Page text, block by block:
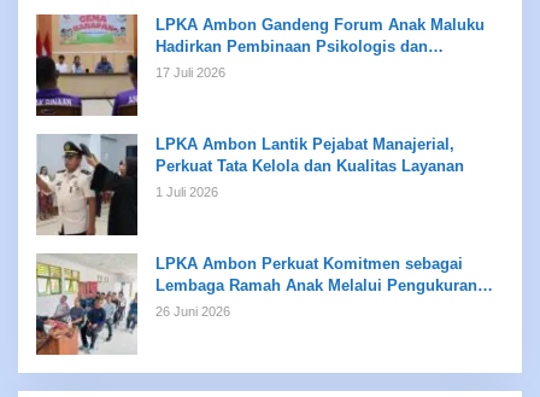
LPKA Ambon Gandeng Forum Anak Maluku
Hadirkan Pembinaan Psikologis dan
Kreativitas bagi Anak Binaan
17 Juli 2026
LPKA Ambon Lantik Pejabat Manajerial,
Perkuat Tata Kelola dan Kualitas Layanan
1 Juli 2026
LPKA Ambon Perkuat Komitmen sebagai
Lembaga Ramah Anak Melalui Pengukuran
Standar LPKRA
26 Juni 2026